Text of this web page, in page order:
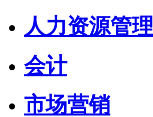
人力资源管理
会计
市场营销